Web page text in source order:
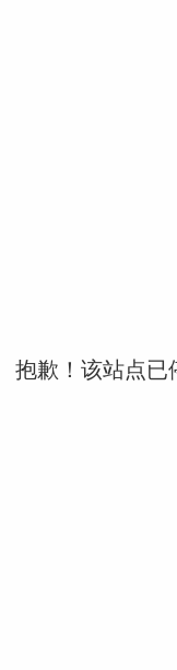
抱歉！该站点已